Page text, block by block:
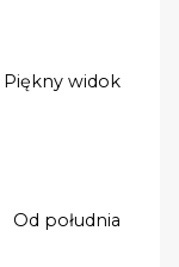
Piękny widok
Od południa